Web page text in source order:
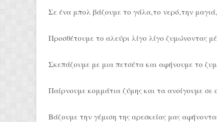
Σε ένα μπολ βάζουμε το γάλα,το νερό,την
Προσθέτουμε το αλεύρι λίγο λίγο ζυμώνοντας
Σκεπάζουμε με μια πετσέτα και αφήνουμε το
Παίρνουμε κομμάτια ζύμης και τα ανοίγουμε
Βάζουμε την γέμιση της αρεσκείας μας